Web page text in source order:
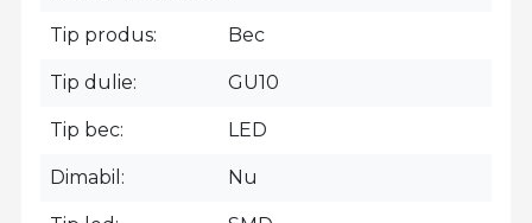
Tip produs Bec
Tip dulie GU10
Tip bec LED
Dimabil Nu